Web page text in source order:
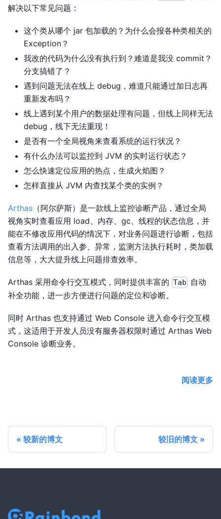
解决以下常见问题：
这个类从哪个 jar 包加载的？为什么会报各种类相关的
Exception？
我改的代码为什么没有执行到？难道是我没 commit？
分支搞错了？
遇到问题无法在线上 debug，难道只能通过加日志再
重新发布吗？
线上遇到某个用户的数据处理有问题，但线上同样无法
debug，线下无法重现！
是否有一个全局视角来查看系统的运行状况？
有什么办法可以监控到 JVM 的实时运行状态？
怎么快速定位应用的热点，生成火焰图？
怎样直接从 JVM 内查找某个类的实例？
Arthas （阿尔萨斯）是一款线上监控诊断产品，通过全局
视角实时查看应用 load、内存、gc、线程的状态信息，并
能在不修改应用代码的情况下，对业务问题进行诊断，包括
查看方法调用的出入参、异常，监测方法执行耗时，类加载
信息等，大大提升线上问题排查效率。
Arthas 采用命令行交互模式，同时提供丰富的 Tab
自动
补全功能，进一步方便进行问题的定位和诊断。
同时 Arthas 也支持通过 Web Console 进入命令行交互模
式，这适用于开发人员没有服务器权限时通过 Arthas Web
Console 诊断业务。
阅读更多
较新的博文 较旧的博文